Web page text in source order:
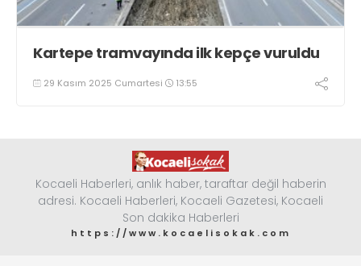
Kartepe tramvayında ilk kepçe vuruldu
29 Kasım 2025 Cumartesi 13:55
Kocaeli Haberleri, anlık haber, taraftar değil haberin
adresi. Kocaeli Haberleri, Kocaeli Gazetesi, Kocaeli
Son dakika Haberleri
https://www.kocaelisokak.com